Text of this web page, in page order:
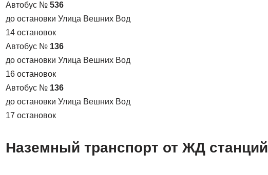
Автобус № 536
до остановки Улица Вешних Вод
14 остановок
Автобус № 136
до остановки Улица Вешних Вод
16 остановок
Автобус № 136
до остановки Улица Вешних Вод
17 остановок
Наземный транспорт от ЖД станций